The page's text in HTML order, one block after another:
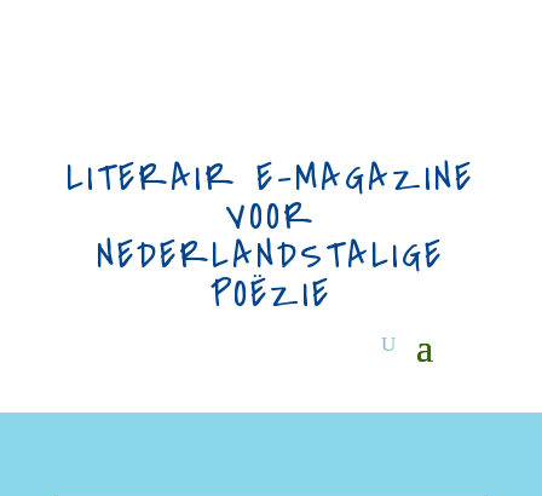
LITERAIR E-MAGAZINE
VOOR
NEDERLANDSTALIGE
POËZIE